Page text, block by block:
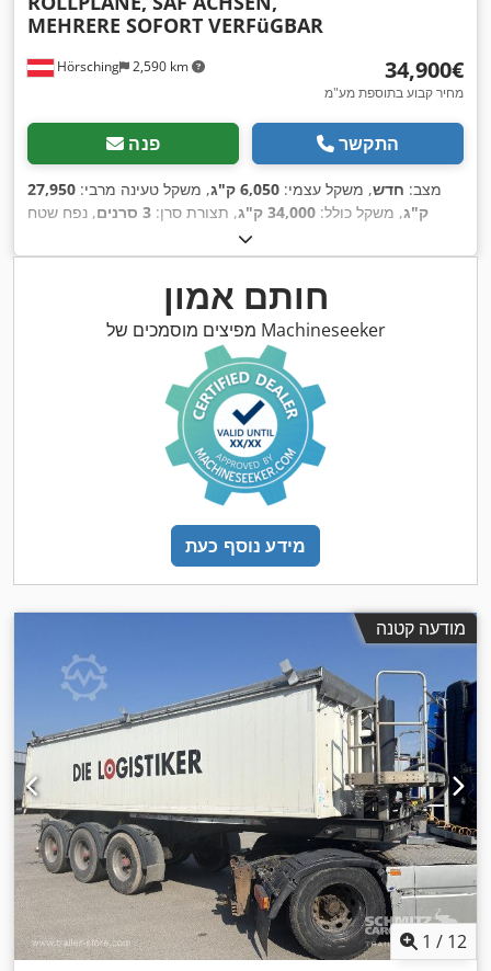
Hörsching 2,590 km
MEHRERE SOFORT VERFüGBAR
‏34,900 ‏€
מחיר קבוע בתוספת מע"מ
פנה התקשר
מצב: חדש, משקל עצמי: 6,050 ק"ג , משקל טעינה מרבי: 27,950
ק"ג, משקל כולל: 34,000 ק"ג , תצורת סרן: 3 סרנים
, נפח שטח
, מתלה:
הצמיגים:100 אחוז , ציוד: מערכת בלימה למניעת נעילה (ABS),
חותם אמון
מפיצים מוסמכים של Machineseeker
מידע נוסף כעת
מודעה קטנה
1 / 12